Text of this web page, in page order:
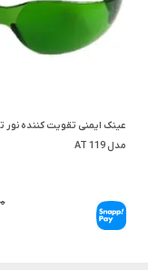
عینک ایمنی تقویت کننده نور
مدل AT 119